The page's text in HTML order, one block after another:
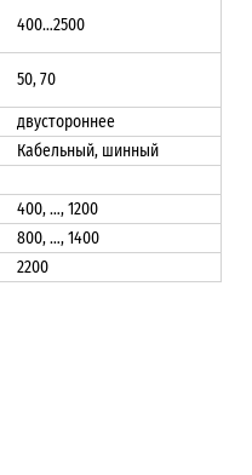
400…2500
50, 70
двустороннее
Кабельный, шинный
400, …, 1200
800, …, 1400
2200